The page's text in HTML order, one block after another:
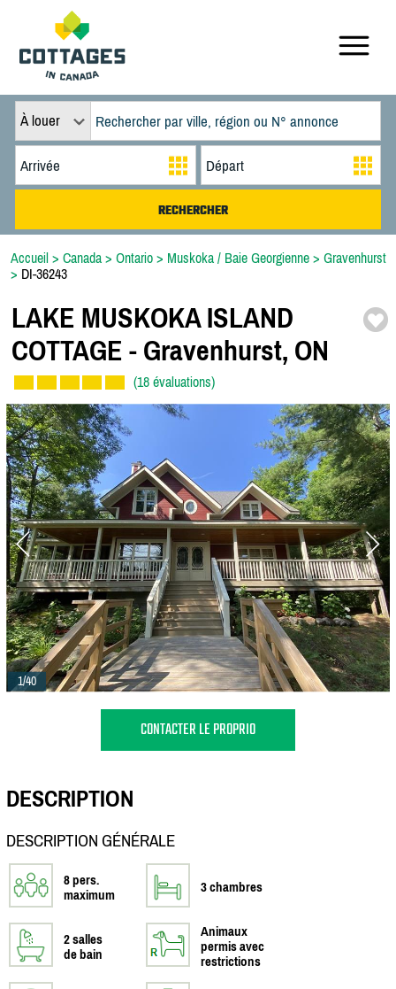
À louer
Accueil > Canada > Ontario > Muskoka / Baie Georgienne > Gravenhurst
> DI-36243
LAKE MUSKOKA ISLAND
COTTAGE - Gravenhurst, ON
(18 évaluations)
1/40
CONTACTER LE PROPRIO
DESCRIPTION
DESCRIPTION GÉNÉRALE
8 pers.
maximum
3 chambres
2 salles
de bain
Animaux
permis avec
restrictions